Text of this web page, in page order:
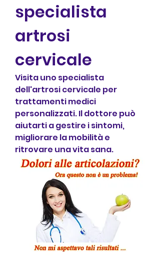
specialista
artrosi
cervicale
Visita uno specialista
dell'artrosi cervicale per
trattamenti medici
personalizzati. Il dottore può
aiutarti a gestire i sintomi,
migliorare la mobilità e
ritrovare una vita sana.